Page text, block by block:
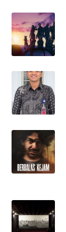
WN
DAIRI
DANAU
TOBA
WN
WN
LANGKAT
SELATAN
WN